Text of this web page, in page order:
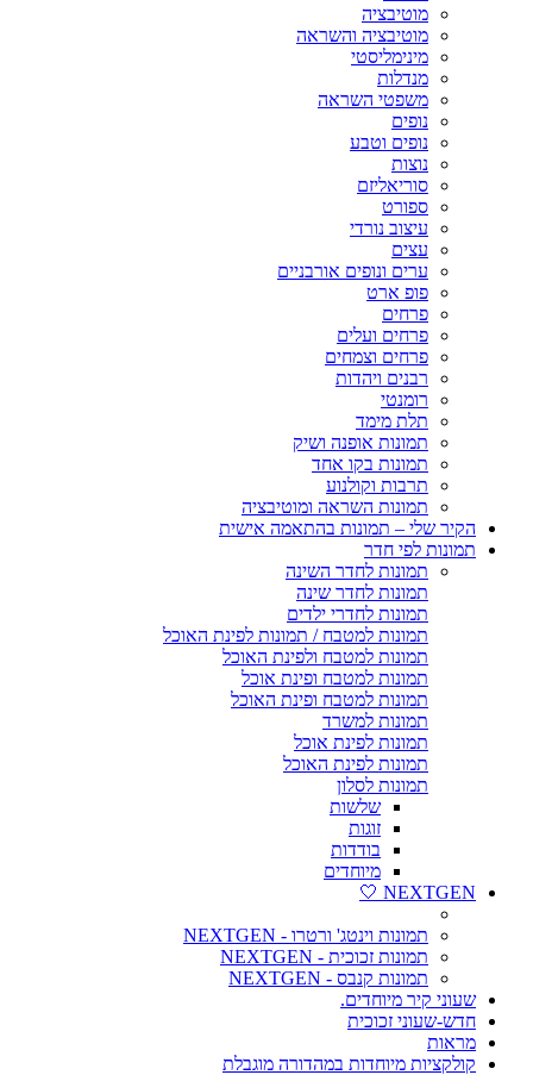
מוטיבציה
מוטיבציה והשראה
מינימליסטי
מנדלות
משפטי השראה
נופים
נופים וטבע
נוצות
סוריאליזם
ספורט
עיצוב נורדי
עצים
ערים ונופים אורבניים
פופ ארט
פרחים
פרחים ועלים
פרחים וצמחים
רבנים ויהדות
רומנטי
תלת מימד
תמונות אופנה ושיק
תמונות בקו אחד
תרבות וקולנוע
תמונות השראה ומוטיבציה
הקיר שלי – תמונות בהתאמה אישית
תמונות לפי חדר
תמונות לחדר השינה
תמונות לחדר שינה
תמונות לחדרי ילדים
תמונות למטבח / תמונות לפינת האוכל
תמונות למטבח ולפינת האוכל
תמונות למטבח ופינת אוכל
תמונות למטבח ופינת האוכל
תמונות למשרד
תמונות לפינת אוכל
תמונות לפינת האוכל
תמונות לסלון
שלשות
זוגות
בודדות
מיוחדים
NEXTGEN 🤍
תמונות וינטג' ורטרו - NEXTGEN
תמונות זכוכית - NEXTGEN
תמונות קנבס - NEXTGEN
שעוני קיר מיוחדים.
חדש-שעוני זכוכית
מראות
קולקציות מיוחדות במהדורה מוגבלת